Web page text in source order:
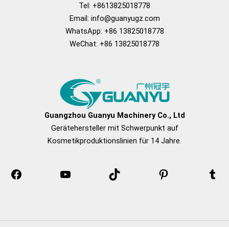
Tel: +8613825018778
Email: info@guanyugz.com
WhatsApp: +86 13825018778
WeChat: +86 13825018778
Guangzhou Guanyu Machinery Co., Ltd
Gerätehersteller mit Schwerpunkt auf
Kosmetikproduktionslinien für 14 Jahre.
Tack